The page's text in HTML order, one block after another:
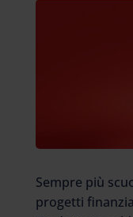
Sempre più
progetti